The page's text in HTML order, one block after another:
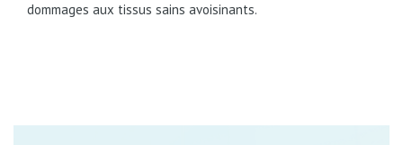
dommages aux tissus sains avoisinants.